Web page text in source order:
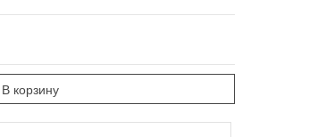
В корзину